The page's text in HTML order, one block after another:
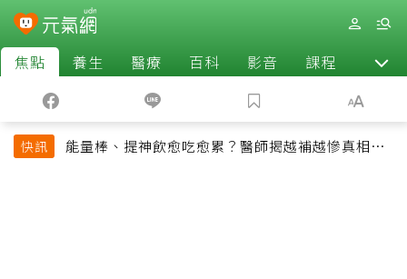
焦點 養生 醫療 百科 影音 課程 退休
快訊
能量棒、提神飲愈吃愈累？醫師揭越補越慘真相：